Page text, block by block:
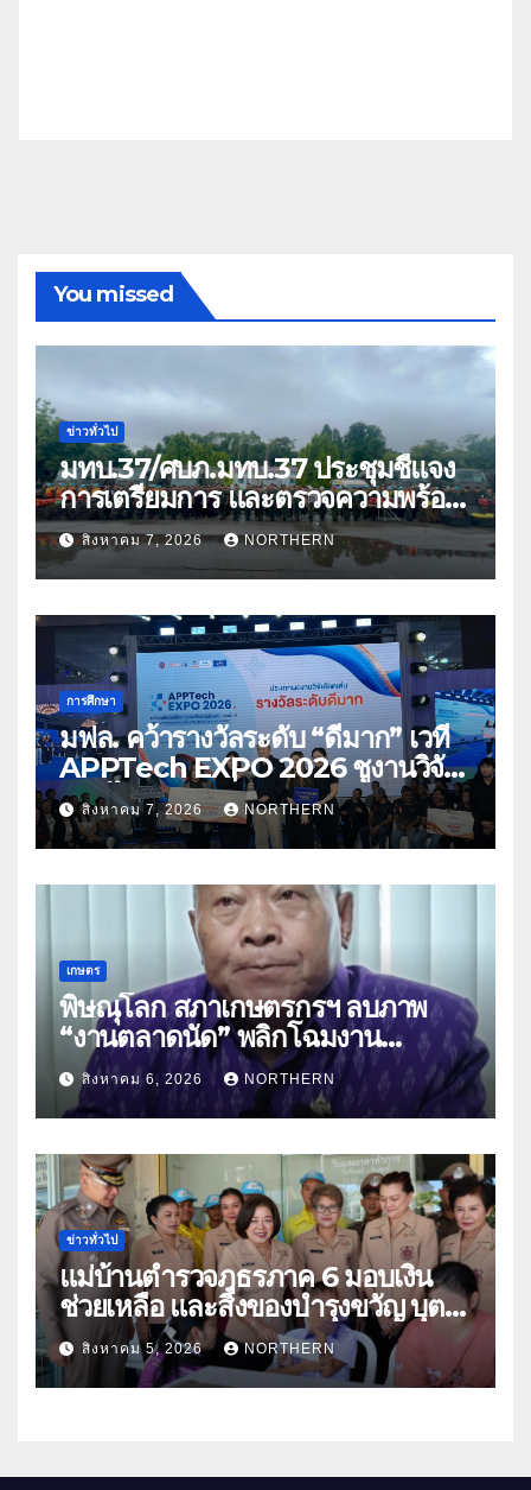
You missed
ข่าวทั่วไป
มทบ.37/ศบภ.มทบ.37 ประชุมชี้แจง
การเตรียมการ และตรวจความพร้อม
ด้านการบรรเทาสาธารณภัย
สิงหาคม 7, 2026 NORTHERN
การศึกษา
มฟล. คว้ารางวัลระดับ “ดีมาก” เวที
APPTech EXPO 2026 ชูงานวิจัย
สมุนไพร ขับเคลื่อนนวัตกรรมสู่เชิง
พาณิชย์
สิงหาคม 7, 2026 NORTHERN
เกษตร
พิษณุโลก สภาเกษตรกรฯ ลบภาพ
“งานตลาดนัด” พลิกโฉมงาน
“เกษตรรุ่งเรืองเมืองสองแคว 69” มุ่ง
ประโยชน์เกษตรกร ดึงนวัตกรรม-จับ
คู่ธุรกิจดันสินค้าเกษตรสู่สากล (คลิป)
สิงหาคม 6, 2026 NORTHERN
ข่าวทั่วไป
แม่บ้านตำรวจภูธรภาค 6 มอบเงิน
ช่วยเหลือ และสิ่งของบำรุงขวัญ บุตร-
ธิดา ข้าราชการตำรวจจังหวัด
อุทัยธานี
สิงหาคม 5, 2026 NORTHERN